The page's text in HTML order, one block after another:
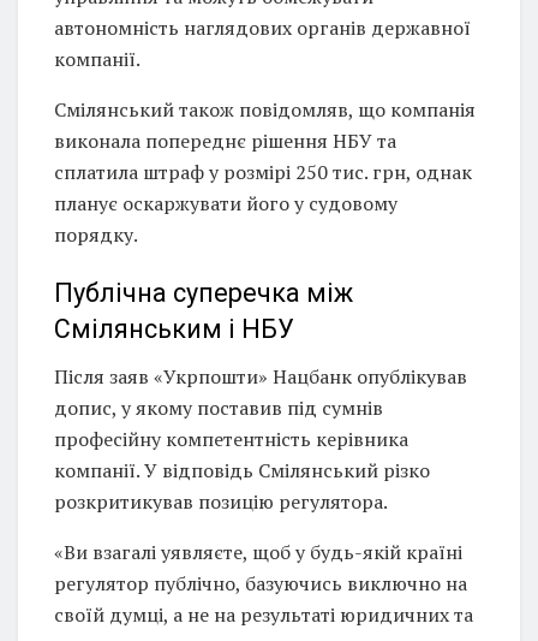
автономність наглядових органів державної
компанії.
Смілянський також повідомляв, що компанія
виконала попереднє рішення НБУ та
сплатила штраф у розмірі 250 тис. грн, однак
планує оскаржувати його у судовому
порядку.
Публічна суперечка між
Смілянським і НБУ
Після заяв «Укрпошти» Нацбанк опублікував
допис, у якому поставив під сумнів
професійну компетентність керівника
компанії. У відповідь Смілянський різко
розкритикував позицію регулятора.
«Ви взагалі уявляєте, щоб у будь-якій країні
регулятор публічно, базуючись виключно на
своїй думці, а не на результаті юридичних та